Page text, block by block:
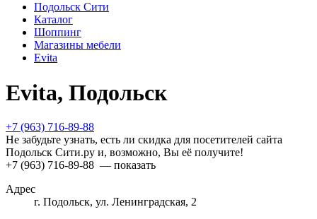
Подольск Сити
Каталог
Шоппинг
Магазины мебели
Evita
Evita, Подольск
+7 (963) 716-89-88
Не забудьте узнать, есть ли скидка для посетителей сайта
Подольск Сити.ру и, возможно, Вы её получите!
+7 (963) 716-89-88 — показать
Адрес
г. Подольск, ул. Ленинградская, 2